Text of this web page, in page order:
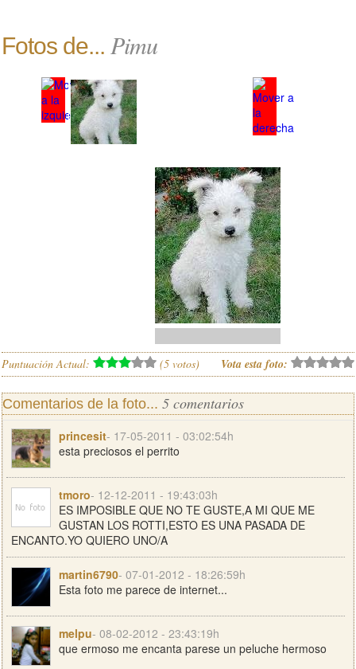
Fotos de... Pimu
Puntuación Actual: (5 votos) Vota esta foto:
Comentarios de la foto... 5 comentarios
princesit- 17-05-2011 - 03:02:54h
esta preciosos el perrito
tmoro- 12-12-2011 - 19:43:03h
ES IMPOSIBLE QUE NO TE GUSTE,A MI QUE ME
GUSTAN LOS ROTTI,ESTO ES UNA PASADA DE
ENCANTO.YO QUIERO UNO/A
martin6790- 07-01-2012 - 18:26:59h
Esta foto me parece de internet...
melpu- 08-02-2012 - 23:43:19h
que ermoso me encanta parese un peluche hermoso